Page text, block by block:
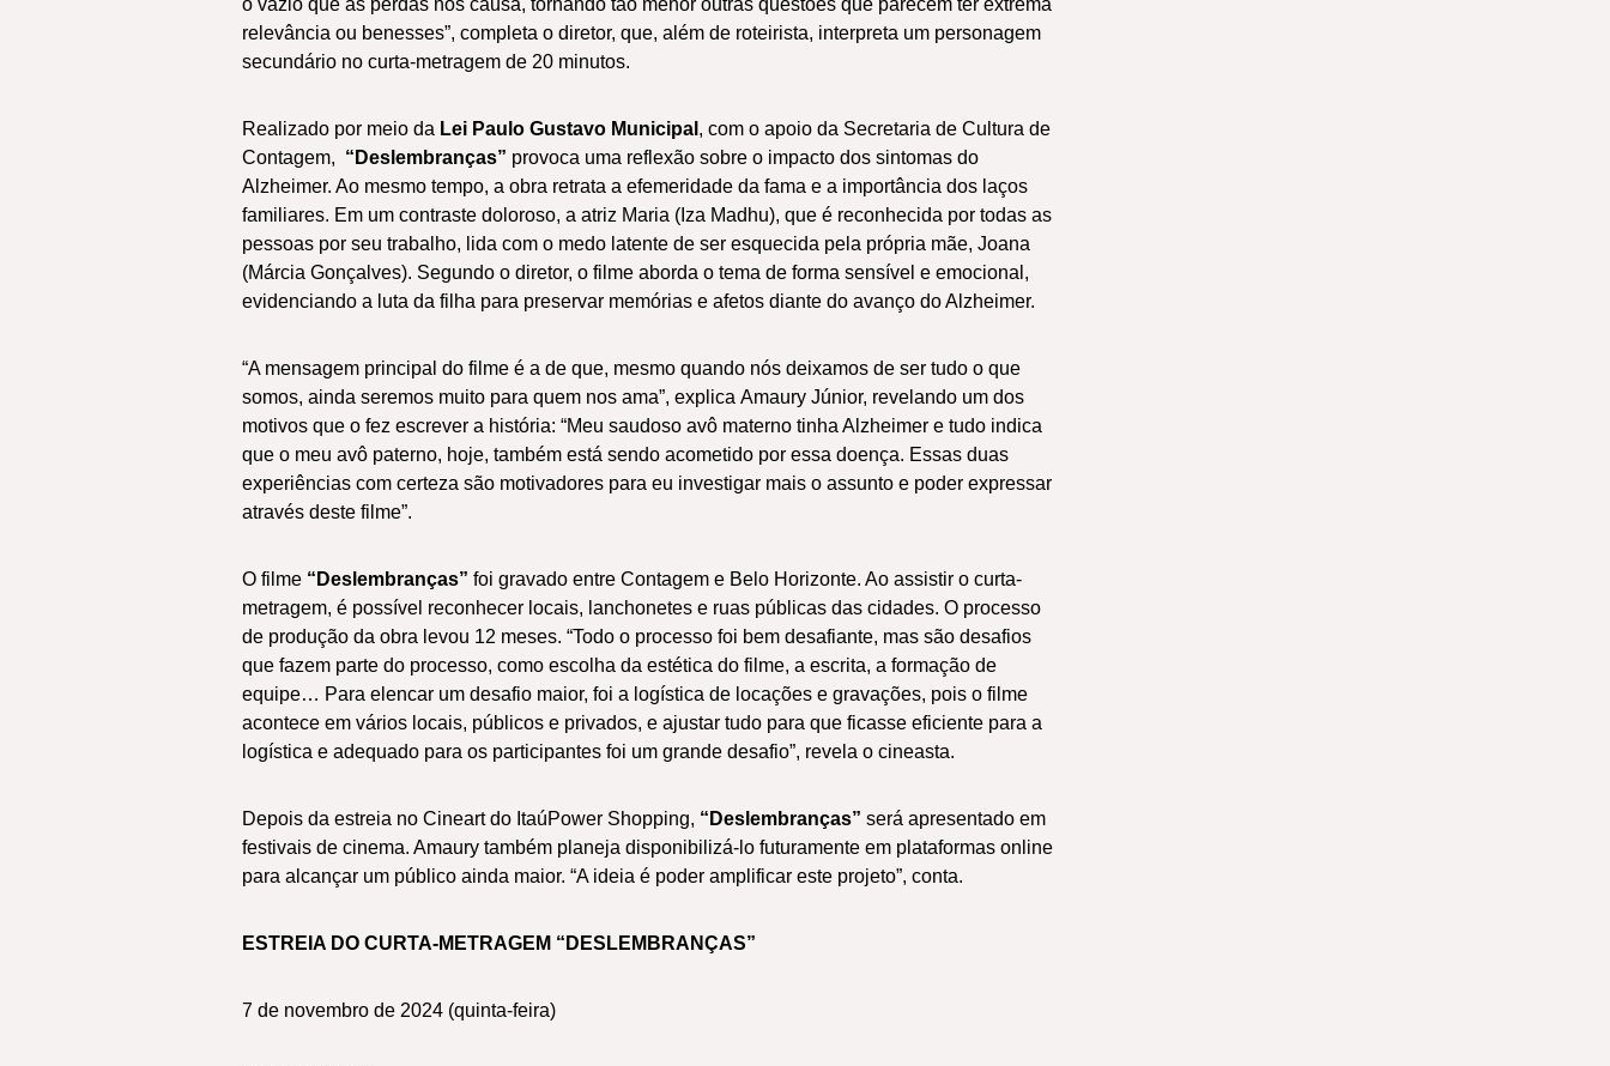
o vazio que as perdas nos causa, tornando tão menor outras questões que parecem ter extrema
relevância ou benesses”, completa o diretor, que, além de roteirista, interpreta um personagem
secundário no curta-metragem de 20 minutos.
Realizado por meio da Lei Paulo Gustavo Municipal , com o apoio da Secretaria de Cultura de
Contagem, “Deslembranças” provoca uma reflexão sobre o impacto dos sintomas do
Alzheimer. Ao mesmo tempo, a obra retrata a efemeridade da fama e a importância dos laços
familiares. Em um contraste doloroso, a atriz Maria (Iza Madhu), que é reconhecida por todas as
pessoas por seu trabalho, lida com o medo latente de ser esquecida pela própria mãe, Joana
(Márcia Gonçalves). Segundo o diretor, o filme aborda o tema de forma sensível e emocional,
evidenciando a luta da filha para preservar memórias e afetos diante do avanço do Alzheimer.
“A mensagem principal do filme é a de que, mesmo quando nós deixamos de ser tudo o que
somos, ainda seremos muito para quem nos ama”, explica Amaury Júnior, revelando um dos
motivos que o fez escrever a história: “Meu saudoso avô materno tinha Alzheimer e tudo indica
que o meu avô paterno, hoje, também está sendo acometido por essa doença. Essas duas
experiências com certeza são motivadores para eu investigar mais o assunto e poder expressar
através deste filme”.
O filme “Deslembranças” foi gravado entre Contagem e Belo Horizonte. Ao assistir o curta-
metragem, é possível reconhecer locais, lanchonetes e ruas públicas das cidades. O processo
de produção da obra levou 12 meses. “Todo o processo foi bem desafiante, mas são desafios
que fazem parte do processo, como escolha da estética do filme, a escrita, a formação de
equipe… Para elencar um desafio maior, foi a logística de locações e gravações, pois o filme
acontece em vários locais, públicos e privados, e ajustar tudo para que ficasse eficiente para a
logística e adequado para os participantes foi um grande desafio”, revela o cineasta.
Depois da estreia no Cineart do ItaúPower Shopping, “Deslembranças” será apresentado em
festivais de cinema. Amaury também planeja disponibilizá-lo futuramente em plataformas online
para alcançar um público ainda maior. “A ideia é poder amplificar este projeto”, conta.
ESTREIA DO CURTA-METRAGEM “DESLEMBRANÇAS”
7 de novembro de 2024 (quinta-feira)